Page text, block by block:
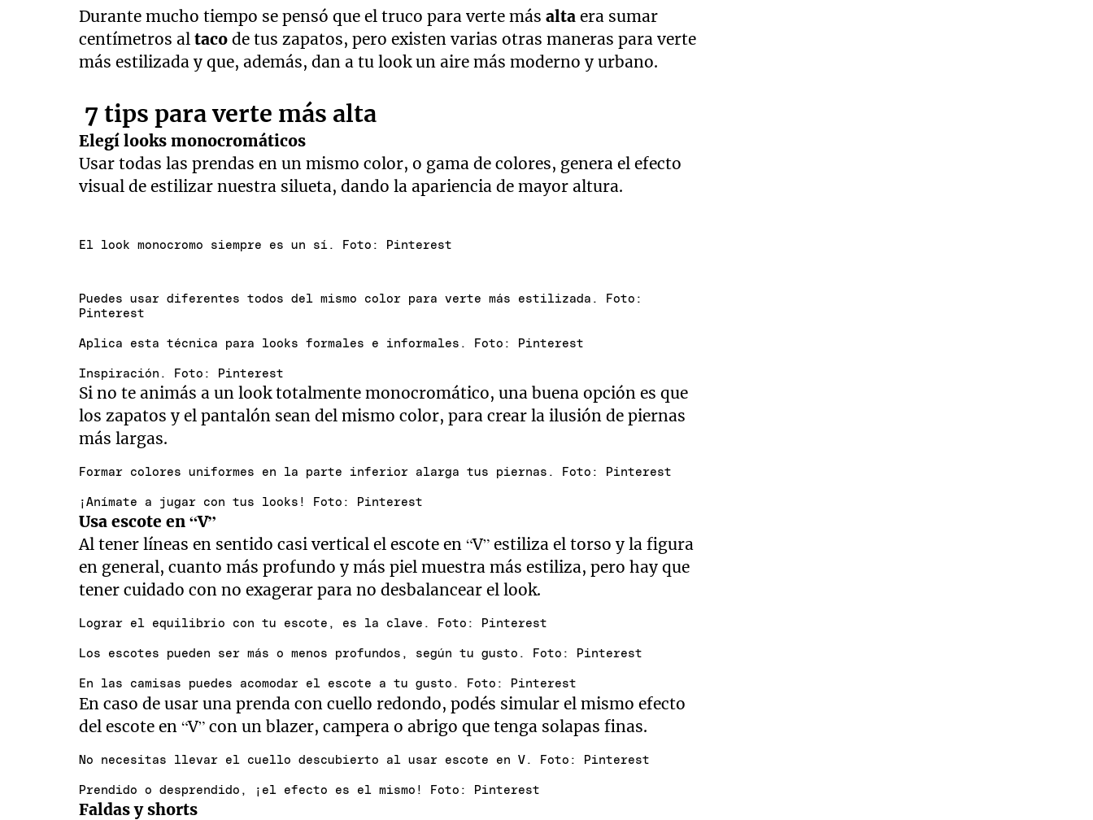
Durante mucho tiempo se pensó que el truco para verte másaltaera sumar
centímetros altacode tus zapatos, pero existen varias otras maneras para verte
más estilizada y que, además, dan a tu look un aire más moderno y urbano.
7 tips para verte más alta
Elegí looks monocromáticos
Usar todas las prendas en un mismo color, o gama de colores, genera el efecto
visual de estilizar nuestra silueta, dando la apariencia de mayor altura.
El look monocromo siempre es un sí. Foto: Pinterest
Puedes usar diferentes todos del mismo color para verte más estilizada. Foto:
Pinterest
Aplica esta técnica para looks formales e informales. Foto: Pinterest
Inspiración. Foto: Pinterest
Si no te animás a un look totalmente monocromático, una buena opción es que
los zapatos y el pantalón sean del mismo color, para crear la ilusión de piernas
más largas.
Formar colores uniformes en la parte inferior alarga tus piernas. Foto: Pinterest
¡Anímate a jugar con tus looks! Foto: Pinterest
Usa escote en “V”
Al tener líneas en sentido casi vertical el escote en “V” estiliza el torso y la figura
en general, cuanto más profundo y más piel muestra más estiliza, pero hay que
tener cuidado con no exagerar para no desbalancear el look.
Lograr el equilibrio con tu escote, es la clave. Foto: Pinterest
Los escotes pueden ser más o menos profundos, según tu gusto. Foto: Pinterest
En las camisas puedes acomodar el escote a tu gusto. Foto: Pinterest
En caso de usar una prenda con cuello redondo, podés simular el mismo efecto
del escote en “V” con un blazer, campera o abrigo que tenga solapas finas.
No necesitas llevar el cuello descubierto al usar escote en V. Foto: Pinterest
Prendido o desprendido, ¡el efecto es el mismo! Foto: Pinterest
Faldas y shorts